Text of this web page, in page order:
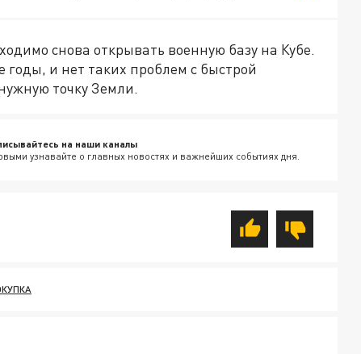
снова открывать военную базу на Кубе.
годы, и нет таких проблем с быстрой
точку Земли.
на наши каналы
узнавайте о главных новостях и важнейших событиях дня.